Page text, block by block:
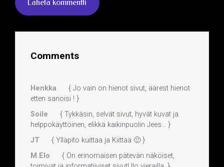
Comments
Henkka
{ Jo vain on hienot sivut, äärest hienot
etten sanoisi ! }
Soile
{ Tykkäsin, selvät sivut, hyvät kuvat ja
helppokäyttöinen, elikkä kaikinpuolin Jees... }
JT
{ Ylläpito kuittaa ja Kiittää 🙂 }
M.Elo
{ On erinomaisen pätevän näköiset,